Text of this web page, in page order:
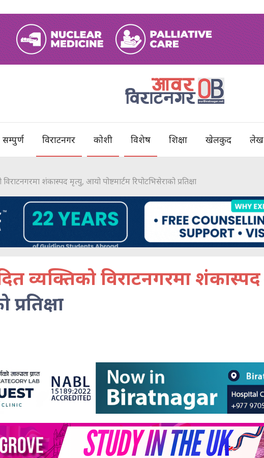
सम्पुर्ण विराटनगर कोशी विशेष शिक्षा खेलकुद लेख
शंकास्पद मृत्यु, आयो पोष्टमार्टम रिपोटभिसेराको प्रतिक्षा
व्यक्तिको विराटनगरमा शंकास्पद